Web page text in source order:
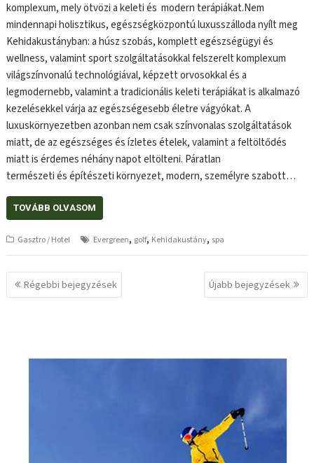
komplexum, mely ötvözi a keleti és modern terápiákat.Nem
mindennapi holisztikus, egészségközpontú luxusszálloda nyílt meg
Kehidakustányban: a húsz szobás, komplett egészségügyi és
wellness, valamint sport szolgáltatásokkal felszerelt komplexum
világszínvonalú technológiával, képzett orvosokkal és a
legmodernebb, valamint a tradicionális keleti terápiákat is alkalmazó
kezelésekkel várja az egészségesebb életre vágyókat. A
luxuskörnyezetben azonban nem csak színvonalas szolgáltatások
miatt, de az egészséges és ízletes ételek, valamint a feltöltődés
miatt is érdemes néhány napot eltölteni. Páratlan
természeti és építészeti környezet, modern, személyre szabott…
TOVÁBB OLVASOM
Gasztro / Hotel Evergreen, golf, Kehidakustány, spa
Bejegyzés
navigáció
Régebbi bejegyzések Újabb bejegyzések